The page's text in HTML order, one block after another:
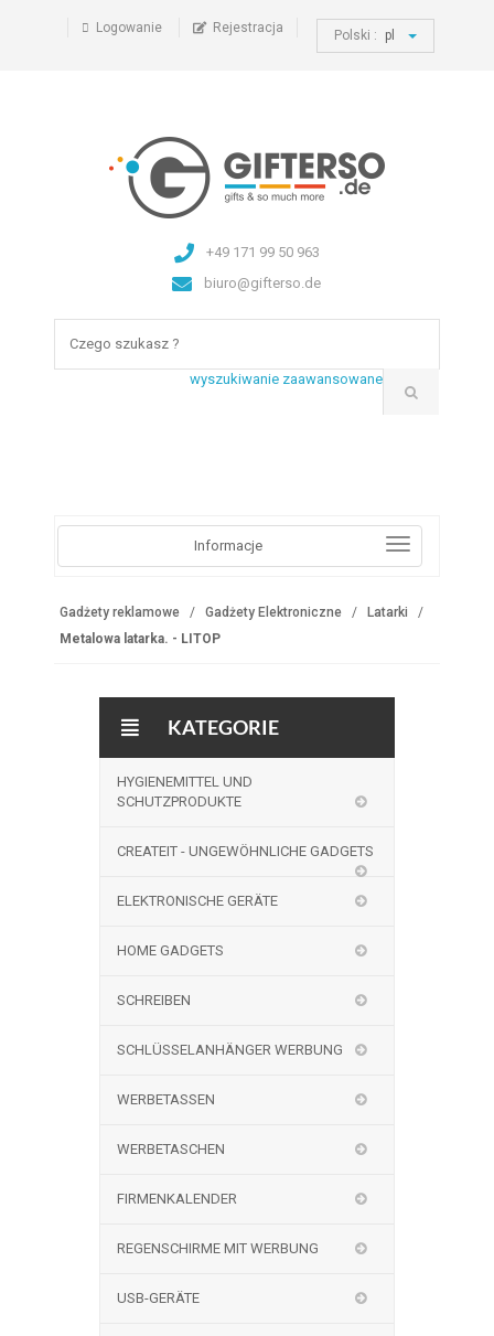
Logowanie Rejestracja Polski : pl
+49 171 99 50 963
biuro@gifterso.de
wyszukiwanie zaawansowane
Informacje
Gadżety reklamowe Gadżety Elektroniczne
Latarki
Metalowa latarka. - LITOP
KATEGORIE
HYGIENEMITTEL UND
SCHUTZPRODUKTE
CREATEIT - UNGEWÖHNLICHE GADGETS
ELEKTRONISCHE GERÄTE
HOME GADGETS
SCHREIBEN
SCHLÜSSELANHÄNGER WERBUNG
WERBETASSEN
WERBETASCHEN
FIRMENKALENDER
REGENSCHIRME MIT WERBUNG
USB-GERÄTE